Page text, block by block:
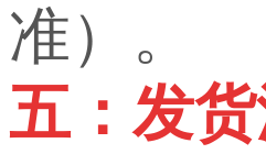
准）。
五：发货